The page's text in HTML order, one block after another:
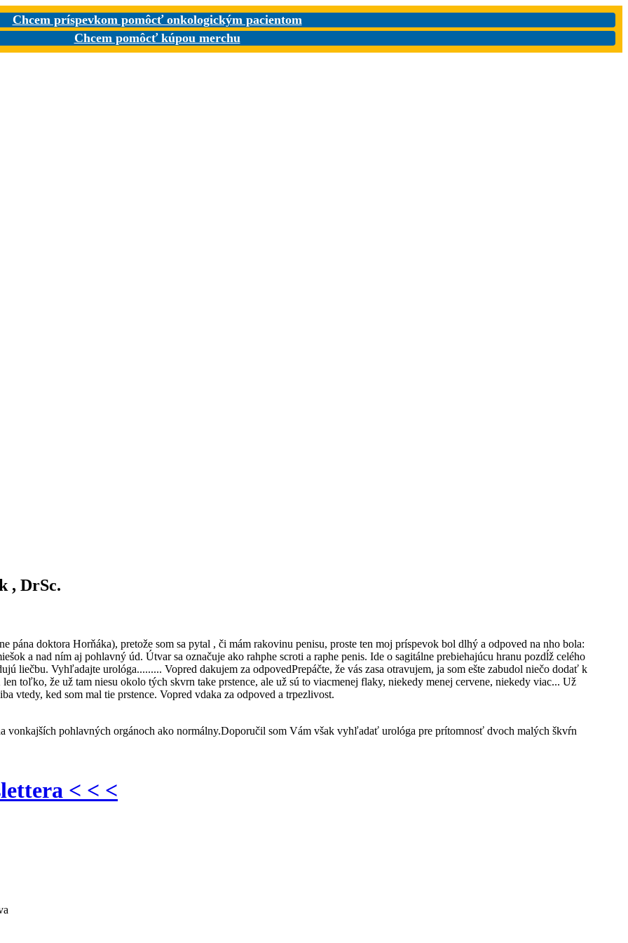
Chcem príspevkom pomôcť onkologickým pacientom
Chcem pomôcť kúpou merchu
, DrSc.
pána doktora Horňáka), pretože som sa pytal , či mám rakovinu penisu, proste ten moj príspevok bol dlhý a odpoved na nho bola:
a nad ním aj pohlavný úd. Útvar sa označuje ako rahphe scroti a raphe penis. Ide o sagitálne prebiehajúcu hranu pozdĺž celého
liečbu. Vyhľadajte urológa......... Vopred dakujem za odpovedPrepáčte, že vás zasa otravujem, ja som ešte zabudol niečo dodať k
toľko, že už tam niesu okolo tých skvrn take prstence, ale už sú to viacmenej flaky, niekedy menej cervene, niekedy viac... Už
vtedy, ked som mal tie prstence. Vopred vdaka za odpoved a trpezlivost.
vonkajších pohlavných orgánoch ako normálny.Doporučil som Vám však vyhľadať urológa pre prítomnosť dvoch malých škvŕn
< < <